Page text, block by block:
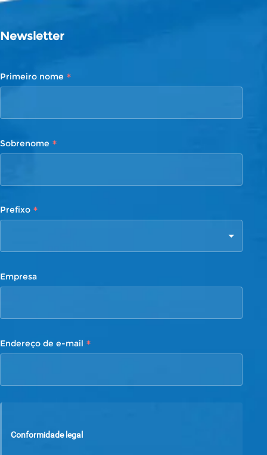
Newsletter
Primeiro nome *
Sobrenome *
Prefixo *
Empresa
Endereço de e-mail *
Conformidade legal